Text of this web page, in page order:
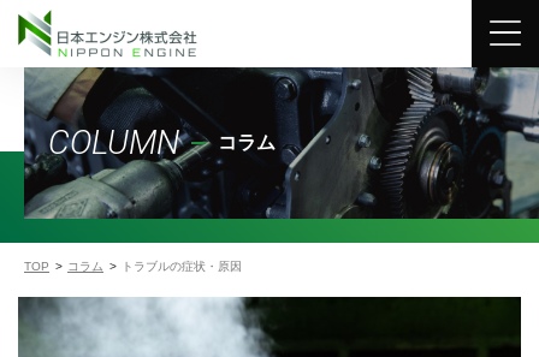
COLUMN コラム
TOP コラム トラブルの症状・原因